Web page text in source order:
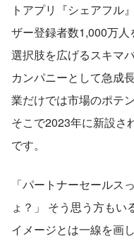
トアプリ『シェアフル
ザー登録者数1,000万
選択肢を広げるスキマ
カンパニーとして急成
業だけでは市場のポテ
そこで2023年に新設さ
です。
「パートナーセールス
ょ？」 そう思う方もい
イメージとは一線を画し